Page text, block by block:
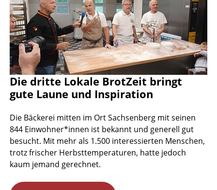
Die dritte Lokale BrotZeit bringt
gute Laune und Inspiration
Die Bäckerei mitten im Ort Sachsenberg mit seinen
844 Einwohner*innen ist bekannt und generell gut
besucht. Mit mehr als 1.500 interessierten Menschen,
trotz frischer Herbsttemperaturen, hatte jedoch
kaum jemand gerechnet.